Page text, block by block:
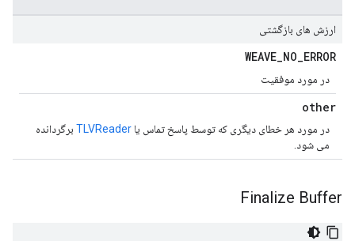
ارزش های بازگشتی
WEAVE_NO_ERROR
در مورد موفقیت
other
در مورد هر خطای دیگری که توسط پاسخ تماس یا TLVReader برگردانده
می شود.
Finalize Buffer